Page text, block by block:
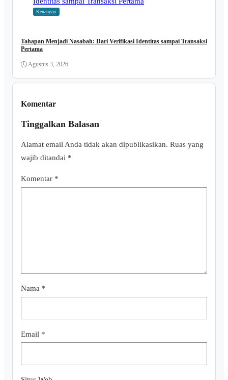
Keuangan
Tahapan Menjadi Nasabah: Dari Verifikasi Identitas sampai Transaksi
Pertama
Agustus 3, 2026
Komentar
Tinggalkan Balasan
Alamat email Anda tidak akan dipublikasikan. Ruas yang
wajib ditandai *
Komentar *
Nama *
Email *